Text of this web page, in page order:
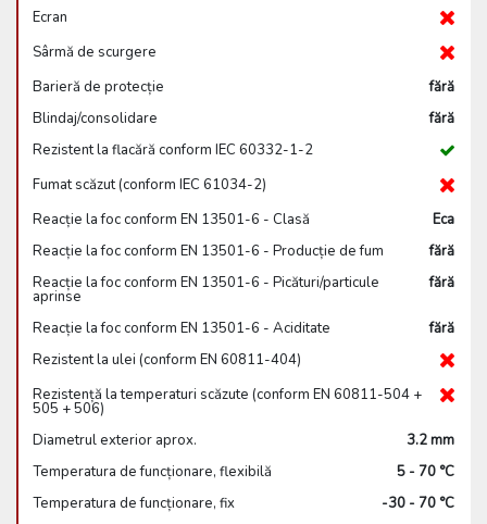
Ecran
Sârmă de scurgere
Barieră de protecție
fără
Blindaj/consolidare
fără
Rezistent la flacără conform IEC 60332-1-2
Fumat scăzut (conform IEC 61034-2)
Reacție la foc conform EN 13501-6 - Clasă
Eca
Reacție la foc conform EN 13501-6 - Producție de fum
fără
Reacție la foc conform EN 13501-6 - Picături/particule
aprinse
fără
Reacție la foc conform EN 13501-6 - Aciditate
fără
Rezistent la ulei (conform EN 60811-404)
Rezistență la temperaturi scăzute (conform EN 60811-504 +
505 + 506)
Diametrul exterior aprox.
3.2 mm
Temperatura de funcționare, flexibilă
5 - 70 °C
Temperatura de funcționare, fix
-30 - 70 °C